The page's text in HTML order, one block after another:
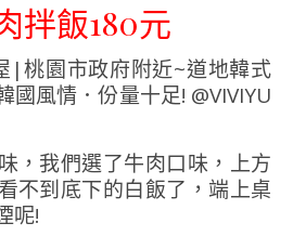
拌飯180元
，我們選了牛肉口味，上方
不到底下的白飯了，端上桌
呢!